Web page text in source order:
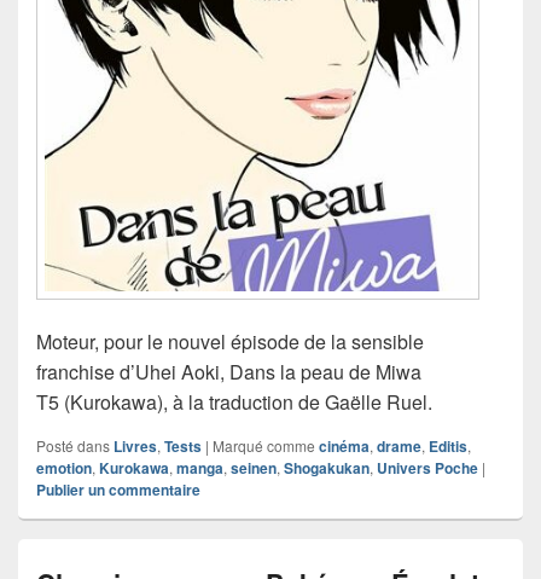
Moteur, pour le nouvel épisode de la sensible
franchise d’Uhei Aoki, Dans la peau de Miwa
T5 (Kurokawa), à la traduction de Gaëlle Ruel.
Posté dans Livres, Tests | Marqué comme cinéma, drame, Editis,
emotion, Kurokawa, manga, seinen, Shogakukan, Univers Poche |
Publier un commentaire